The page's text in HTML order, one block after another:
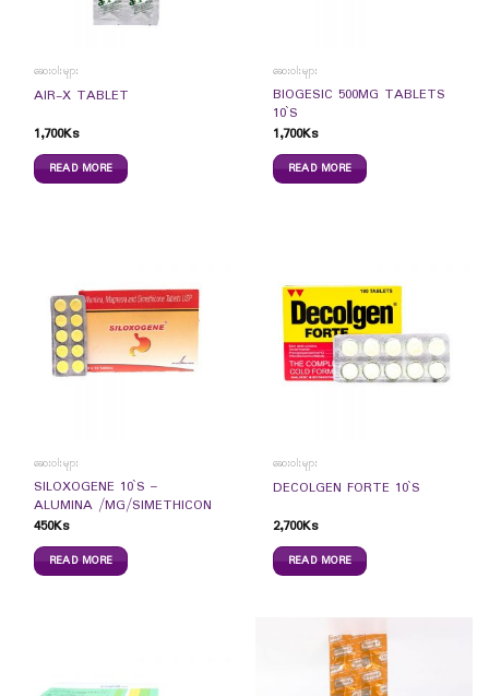
ဆေးဝါးများ
AIR-X TABLET
1,700Ks
READ MORE
ဆေးဝါးများ
BIOGESIC 500MG TABLETS
10`S
1,700Ks
READ MORE
ဆေးဝါးများ
SILOXOGENE 10`S –
ALUMINA /MG/SIMETHICON
450Ks
READ MORE
ဆေးဝါးများ
DECOLGEN FORTE 10`S
2,700Ks
READ MORE